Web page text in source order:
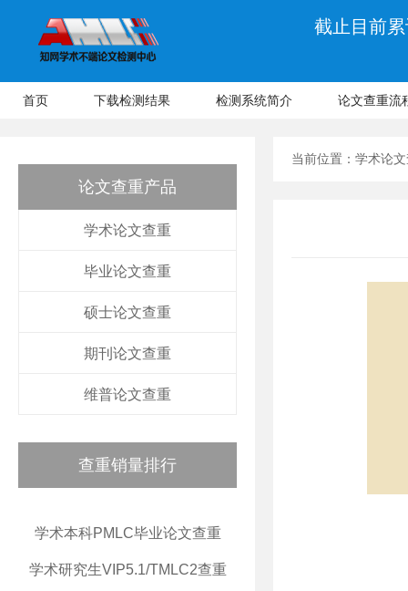
截止目前
首页 下载检测结果 检测系统简介 论文查重流
论文查重产品
学术论文查重
毕业论文查重
硕士论文查重
期刊论文查重
维普论文查重
查重销量排行
学术本科PMLC毕业论文查重
学术研究生VIP5.1/TMLC2查重
当前位置： 学术论